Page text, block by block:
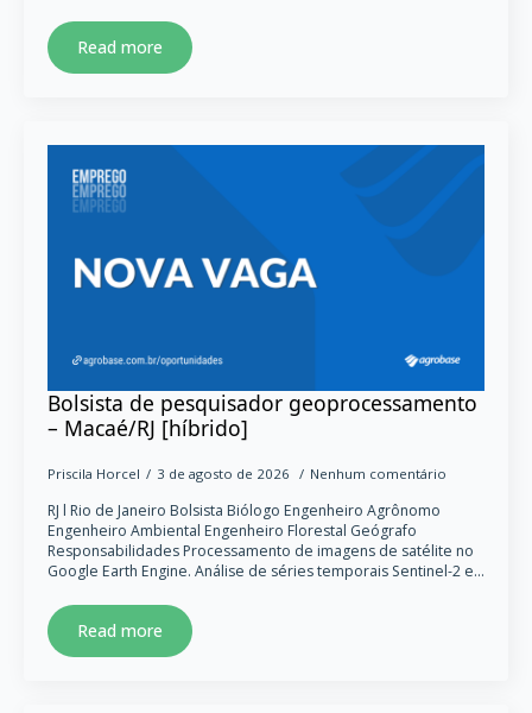
Read more
Bolsista de pesquisador geoprocessamento
– Macaé/RJ [híbrido]
Priscila Horcel 3 de agosto de 2026 Nenhum comentário
RJ l Rio de Janeiro Bolsista Biólogo Engenheiro Agrônomo
Engenheiro Ambiental Engenheiro Florestal Geógrafo
Responsabilidades Processamento de imagens de satélite no
Google Earth Engine. Análise de séries temporais Sentinel-2 e…
Read more